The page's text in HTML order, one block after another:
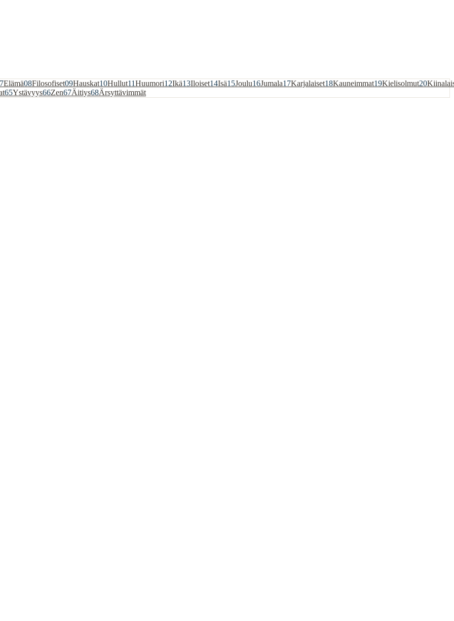
Elämä08Filosofiset09Hauskat10Hullut11Huumori12Ikä13Iloiset14Isä15Joulu16Jumala17Karjalaiset18Kauneimmat19Kielisolmut20
65Ystävyys66Zen67Äitiys68Ärsyttävimmät